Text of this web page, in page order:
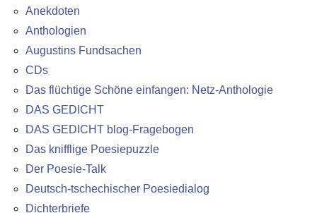
Anekdoten
Anthologien
Augustins Fundsachen
CDs
Das flüchtige Schöne einfangen: Netz-Anthologie
DAS GEDICHT
DAS GEDICHT blog-Fragebogen
Das knifflige Poesiepuzzle
Der Poesie-Talk
Deutsch-tschechischer Poesiedialog
Dichterbriefe